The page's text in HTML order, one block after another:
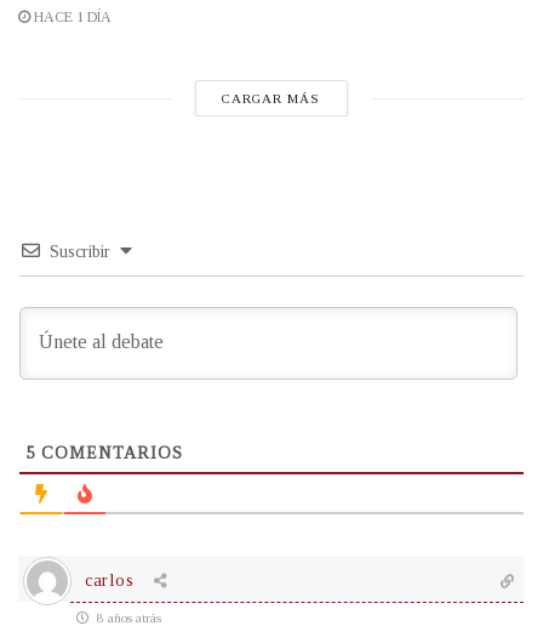
HACE 1 DÍA
CARGAR MÁS
Suscribir
5 COMENTARIOS
carlos
8 años atrás